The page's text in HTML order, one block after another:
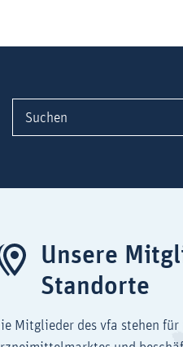
Suchen
Unsere
Standorte
Mitglieder des vfa stehen